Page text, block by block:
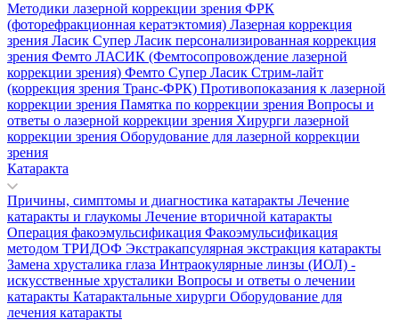
Методики лазерной коррекции зрения ФРК
(фоторефракционная кератэктомия) Лазерная коррекция
зрения Ласик Супер Ласик персонализированная коррекция
зрения Фемто ЛАСИК (Фемтосопровождение лазерной
коррекции зрения) Фемто Супер Ласик Стрим-лайт
(коррекция зрения Транс-ФРК) Противопоказания к лазерной
коррекции зрения Памятка по коррекции зрения Вопросы и
ответы о лазерной коррекции зрения Хирурги лазерной
коррекции зрения Оборудование для лазерной коррекции
зрения
Катаракта
Причины, симптомы и диагностика катаракты Лечение
катаракты и глаукомы Лечение вторичной катаракты
Операция факоэмульсификация Факоэмульсификация
методом ТРИДОФ Экстракапсулярная экстракция катаракты
Замена хрусталика глаза Интраокулярные линзы (ИОЛ) -
искусственные хрусталики Вопросы и ответы о лечении
катаракты Катарактальные хирурги Оборудование для
лечения катаракты